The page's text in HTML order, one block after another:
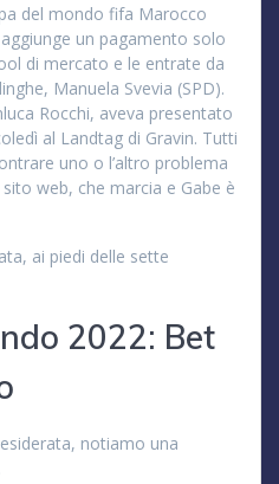
del mondo fifa Marocco
un pagamento solo
di mercato e le entrate da
Manuela Svevia (SPD).
Rocchi, aveva presentato
al Landtag di Gravin. Tutti
uno o l’altro problema
web, che marcia e Gabe è
ai piedi delle sette
2022: Bet
notiamo una